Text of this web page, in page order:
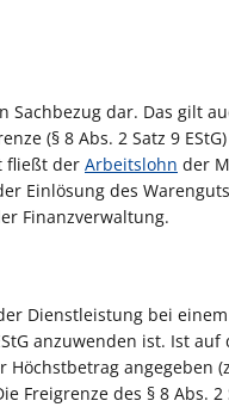
dar. Das gilt
(§ 8 Abs. 2 Satz 9
fließt der Arbeitslohn der
Einlösung des
Finanzverwaltung.
Dienstleistung bei
anzuwenden ist. Ist
angegeben
Freigrenze des § 8 Abs. 2